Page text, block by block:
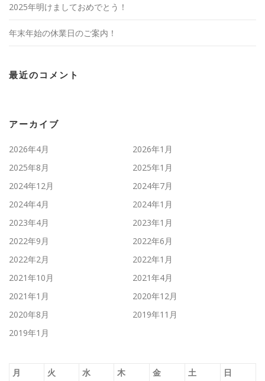
2025年明けましておめでとう！
年末年始の休業日のご案内！
最近のコメント
アーカイブ
2026年4月
2026年1月
2025年8月
2025年1月
2024年12月
2024年7月
2024年4月
2024年1月
2023年4月
2023年1月
2022年9月
2022年6月
2022年2月
2022年1月
2021年10月
2021年4月
2021年1月
2020年12月
2020年8月
2019年11月
2019年1月
月 火 水 木 金 土 日